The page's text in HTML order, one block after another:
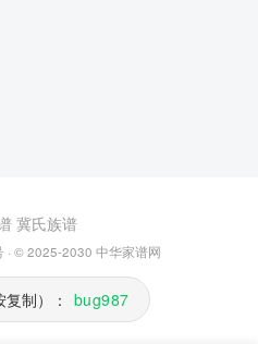
冀氏族谱
· © 2025-2030 中华家谱网
制）： bug987